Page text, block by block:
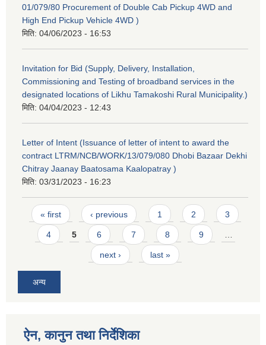
01/079/80 Procurement of Double Cab Pickup 4WD and
High End Pickup Vehicle 4WD )
मिति: 04/06/2023 - 16:53
Invitation for Bid (Supply, Delivery, Installation,
Commissioning and Testing of broadband services in the
designated locations of Likhu Tamakoshi Rural Municipality.)
मिति: 04/04/2023 - 12:43
Letter of Intent (Issuance of letter of intent to award the
contract LTRM/NCB/WORK/13/079/080 Dhobi Bazaar Dekhi
Chitray Jaanay Baatosama Kaalopatray )
मिति: 03/31/2023 - 16:23
Pages
« first ‹ previous 1 2 3
4 5 6 7 8 9
next › last »
अन्य
ऐन, कानुन तथा निर्देशिका